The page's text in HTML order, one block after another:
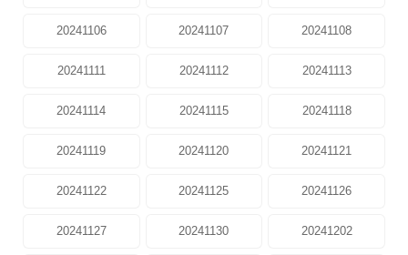
20241106 20241107 20241108
20241111 20241112 20241113
20241114 20241115 20241118
20241119 20241120 20241121
20241122 20241125 20241126
20241127 20241130 20241202